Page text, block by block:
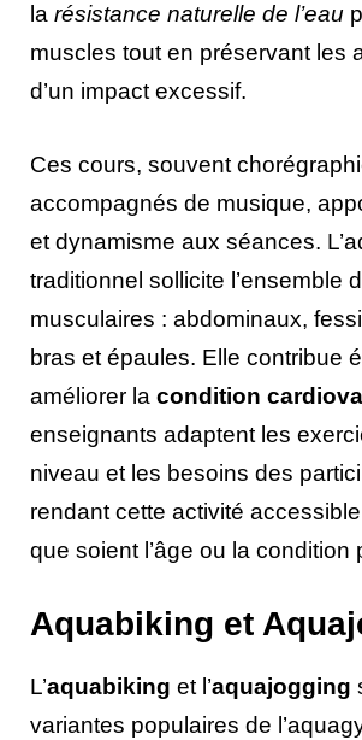
la résistance naturelle de l’eau
muscles tout en préservant les
d’un impact excessif.
Ces cours, souvent
accompagnés de musique,
et dynamisme aux séances.
traditionnel sollicite l’ensemble
musculaires : abdominaux,
bras et épaules. Elle contribue
améliorer la condition
enseignants adaptent les
niveau et les besoins des
rendant cette activité
que soient l’âge ou la condition
Aquabiking et
L’aquabiking et l’aquajogging
variantes populaires de